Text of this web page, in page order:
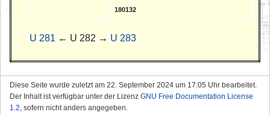
180132
U 281 ← U 282 → U 283
Diese Seite wurde zuletzt am 22. September 2024 um 17:05 Uhr bearbeitet.
Der Inhalt ist verfügbar unter der Lizenz GNU Free Documentation License
1.2, sofern nicht anders angegeben.